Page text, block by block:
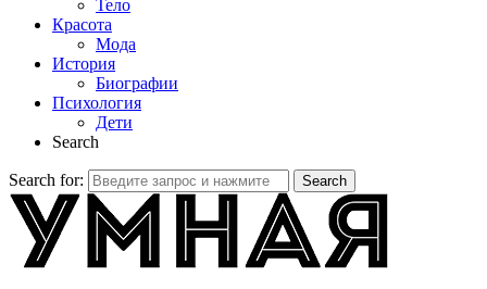
Тело
Красота
Мода
История
Биографии
Психология
Дети
Search
Search for: Search